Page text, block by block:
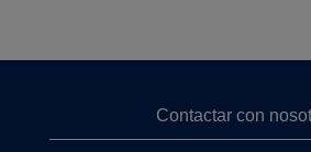
Contactar con